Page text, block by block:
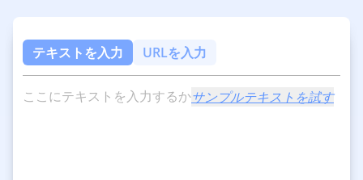
テキストを入力 URLを入力
ここにテキストを入力するかサンプルテキストを試す